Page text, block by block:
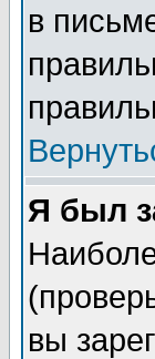
в
Я был
вы